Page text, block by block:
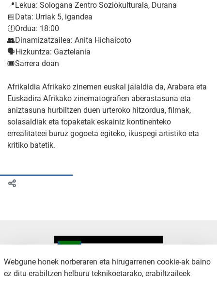
📍Lekua: Sologana Zentro Soziokulturala, Durana
📅Data: Urriak 5, igandea
🕕Ordua: 18:00
👥Dinamizatzailea: Anita Hichaicoto
🗣️Hizkuntza: Gaztelania
🎟️Sarrera doan
Afrikaldia Afrikako zinemen euskal jaialdia da, Arabara eta
Euskadira Afrikako zinematografien aberastasuna eta
aniztasuna hurbiltzen duen urteroko hitzordua, filmak,
solasaldiak eta topaketak eskainiz kontinenteko
errealitateei buruz gogoeta egiteko, ikuspegi artistiko eta
kritiko batetik.
Webgune honek norberaren eta hirugarrenen cookie-ak baino
ez ditu erabiltzen helburu teknikoetarako, erabiltzaileek